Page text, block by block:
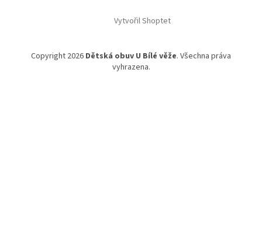
Vytvořil Shoptet
Copyright 2026 Dětská obuv U Bílé věže. Všechna práva
vyhrazena.